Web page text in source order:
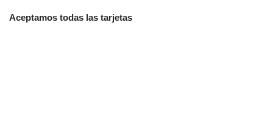
Aceptamos todas las tarjetas